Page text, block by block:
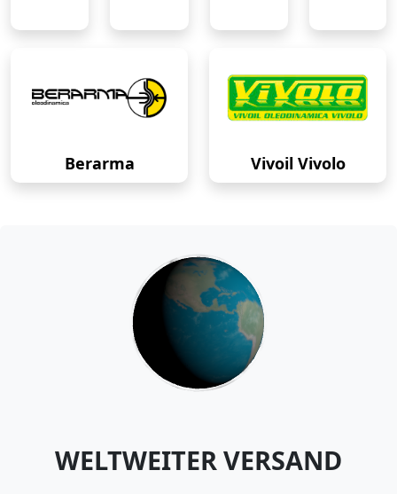
Berarma Vivoil Vivolo
WELTWEITER VERSAND